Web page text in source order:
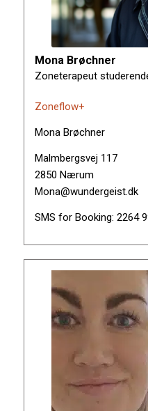
Mona Brøchner
Zoneterapeut
Zoneflow+
Mona Brøchner
Malmbergsvej 117
2850 Nærum
Mona@wundergeist.dk
SMS for Booking: 2264